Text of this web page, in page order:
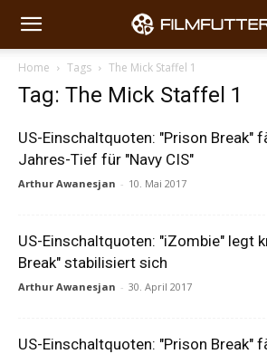
Home Tags The Mick Staffel 1
Tag: The Mick Staffel 1
US-Einschaltquoten: "Prison Break"
Jahres-Tief für "Navy CIS"
Arthur Awanesjan - 10. Mai 2017
US-Einschaltquoten: "iZombie" legt
Break" stabilisiert sich
Arthur Awanesjan - 30. April 2017
US-Einschaltquoten: "Prison Break"